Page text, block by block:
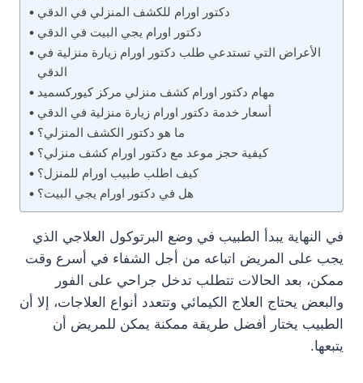
دكتور اورام للكشف المنزلي في الدقي
دكتور اورام يجي البيت في الدقي
الأعراض التي تستدعي طلب دكتور اورام زيارة منزلية في
الدقي
مهام دكتور اورام كشف منزلي مركز كيوركسميد
أسعار خدمة دكتور اورام زيارة منزلية في الدقي
ما هو دكتور الكشف المنزلي؟
كيفية حجز موعد مع دكتور اورام كشف منزلي؟
كيف اطلب طبيب اورام للمنزل؟
هل في دكتور اورام يجي البيت؟
في النهاية يبدأ الطبيب في وضع البرتوكول العلاجي الذي
يجب على المريض اتباعه من أجل الشفاء في أسرع وقت
ممكن، بعد الحالات تتطلب تدخل جراحي على الفور
والبعض يحتاج العلاج الكيمائي وتتعدد أنواع العلاجات، إلا أن
الطبيب يختار أفضل طريقة ممكنة يمكن للمريض أن
يتبعها.